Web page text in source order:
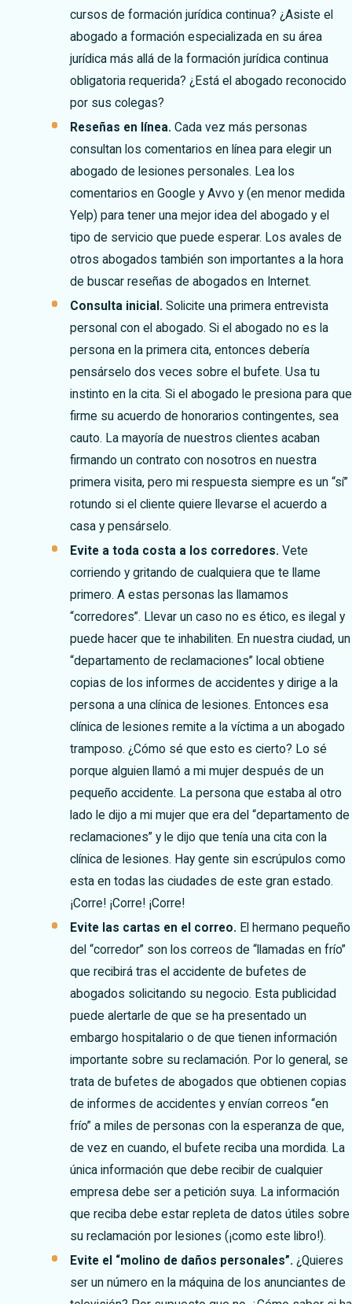
cursos de formación jurídica continua? ¿Asiste el
abogado a formación especializada en su área
jurídica más allá de la formación jurídica continua
obligatoria requerida? ¿Está el abogado reconocido
por sus colegas?
Reseñas en línea. Cada vez más personas
consultan los comentarios en línea para elegir un
abogado de lesiones personales. Lea los
comentarios en Google y Avvo y (en menor medida
Yelp) para tener una mejor idea del abogado y el
tipo de servicio que puede esperar. Los avales de
otros abogados también son importantes a la hora
de buscar reseñas de abogados en Internet.
Consulta inicial.Solicite una primera entrevista
personal con el abogado. Si el abogado no es la
persona en la primera cita, entonces debería
pensárselo dos veces sobre el bufete. Usa tu
instinto en la cita. Si el abogado le presiona para que
firme su acuerdo de honorarios contingentes, sea
cauto. La mayoría de nuestros clientes acaban
firmando un contrato con nosotros en nuestra
primera visita, pero mi respuesta siempre es un “sí”
rotundo si el cliente quiere llevarse el acuerdo a
casa y pensárselo.
Evite a toda costa a los corredores. Vete
corriendo y gritando de cualquiera que te llame
primero. A estas personas las llamamos
“corredores”. Llevar un caso no es ético, es ilegal y
puede hacer que te inhabiliten. En nuestra ciudad, un
“departamento de reclamaciones” local obtiene
copias de los informes de accidentes y dirige a la
persona a una clínica de lesiones. Entonces esa
clínica de lesiones remite a la víctima a un abogado
tramposo. ¿Cómo sé que esto es cierto? Lo sé
porque alguien llamó a mi mujer después de un
pequeño accidente. La persona que estaba al otro
lado le dijo a mi mujer que era del “departamento de
reclamaciones” y le dijo que tenía una cita con la
clínica de lesiones. Hay gente sin escrúpulos como
esta en todas las ciudades de este gran estado.
¡Corre! ¡Corre! ¡Corre!
Evite las cartas en el correo. El hermano pequeño
del “corredor” son los correos de “llamadas en frío”
que recibirá tras el accidente de bufetes de
abogados solicitando su negocio. Esta publicidad
puede alertarle de que se ha presentado un
embargo hospitalario o de que tienen información
importante sobre su reclamación. Por lo general, se
trata de bufetes de abogados que obtienen copias
de informes de accidentes y envían correos “en
frío” a miles de personas con la esperanza de que,
de vez en cuando, el bufete reciba una mordida. La
única información que debe recibir de cualquier
empresa debe ser a petición suya. La información
que reciba debe estar repleta de datos útiles sobre
su reclamación por lesiones (¡como este libro!).
Evite el “molino de daños personales”. ¿Quieres
ser un número en la máquina de los anunciantes de